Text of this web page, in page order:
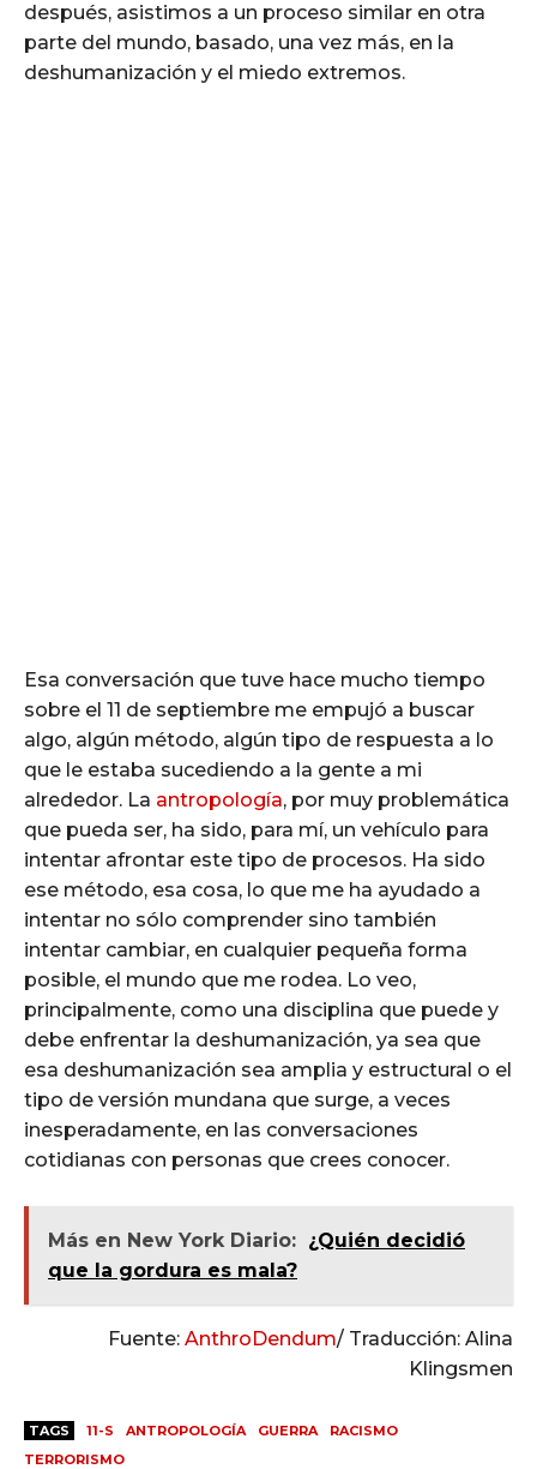
después, asistimos a un proceso similar en otra
parte del mundo, basado, una vez más, en la
deshumanización y el miedo extremos.
Esa conversación que tuve hace mucho tiempo
sobre el 11 de septiembre me empujó a buscar
algo, algún método, algún tipo de respuesta a lo
que le estaba sucediendo a la gente a mi
alrededor. La antropología, por muy problemática
que pueda ser, ha sido, para mí, un vehículo para
intentar afrontar este tipo de procesos. Ha sido
ese método, esa cosa, lo que me ha ayudado a
intentar no sólo comprender sino también
intentar cambiar, en cualquier pequeña forma
posible, el mundo que me rodea. Lo veo,
principalmente, como una disciplina que puede y
debe enfrentar la deshumanización, ya sea que
esa deshumanización sea amplia y estructural o el
tipo de versión mundana que surge, a veces
inesperadamente, en las conversaciones
cotidianas con personas que crees conocer.
Más en New York Diario: ¿Quién decidió
que la gordura es mala?
Fuente: AnthroDendum/ Traducción: Alina
Klingsmen
TAGS 11-S ANTROPOLOGÍA GUERRA
RACISMO
TERRORISMO